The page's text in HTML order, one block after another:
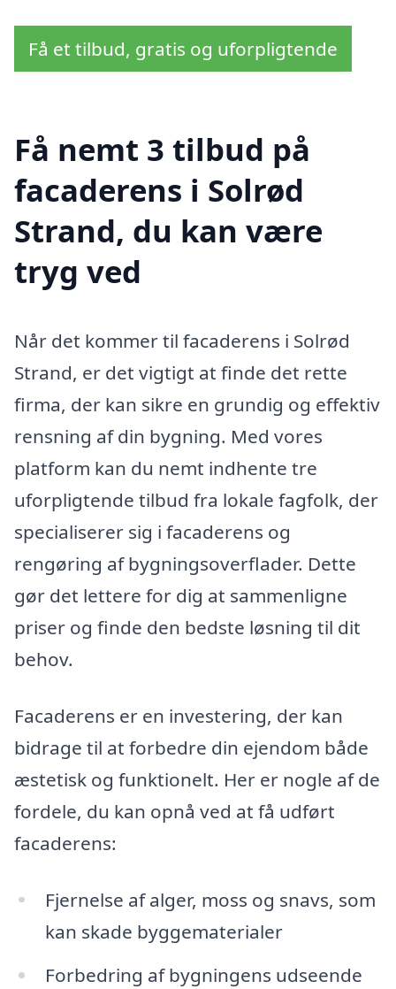
Få et tilbud, gratis og uforpligtende
Få nemt 3 tilbud på
facaderens i Solrød
Strand, du kan være
tryg ved
Når det kommer til facaderens i Solrød
Strand, er det vigtigt at finde det rette
firma, der kan sikre en grundig og effektiv
rensning af din bygning. Med vores
platform kan du nemt indhente tre
uforpligtende tilbud fra lokale fagfolk, der
specialiserer sig i facaderens og
rengøring af bygningsoverflader. Dette
gør det lettere for dig at sammenligne
priser og finde den bedste løsning til dit
behov.
Facaderens er en investering, der kan
bidrage til at forbedre din ejendom både
æstetisk og funktionelt. Her er nogle af de
fordele, du kan opnå ved at få udført
facaderens:
Fjernelse af alger, moss og snavs, som
kan skade byggematerialer
Forbedring af bygningens udseende